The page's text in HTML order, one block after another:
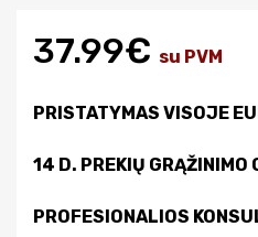
37.99€ su PVM
PRISTATYMAS VISOJE
14 D. PREKIŲ GRĄŽINIMO
PROFESIONALIOS